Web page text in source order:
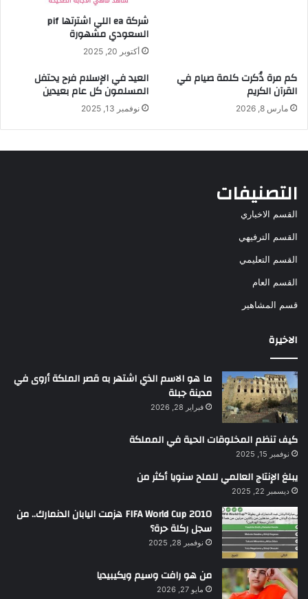
شركة ea اللي اشترتها pif
السعودي مشهورة
أكتوبر 20, 2025
كم مرة ذُكرت كلمة صيام في
القرآن الكريم
مارس 8, 2026
العيد في الإسلام فرح يحتفل
المسلمون كل عام بعيدين
نوفمبر 13, 2025
التصنيفات
القسم الاخباري
القسم الترفيهي
القسم التعليمي
القسم العام
قسم المشاهير
الاخيرة
ما هو الاسم الذي اشتهر به قصر الملكة أروى في
مدينة جبلة
فبراير 28, 2026
كيف تنظم المخلوقات الحية في المملكة
نوفمبر 15, 2025
يبلغ الإنتاج العالمي للملح سنويا أكثر من
ديسمبر 22, 2025
2010 FIFA World Cup هزمت اليابان الدنمارك.. من
سجل ركلة حرة؟
نوفمبر 28, 2025
من هو رافت وسيم ويكيبيديا
مايو 27, 2026